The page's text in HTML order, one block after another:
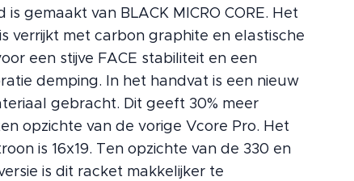
gemaakt van BLACK MICRO CORE. Het
verrijkt met carbon graphite en elastische
een stijve FACE stabiliteit en een
demping. In het handvat is een nieuw
gebracht. Dit geeft 30% meer
opzichte van de vorige Vcore Pro. Het
is 16x19. Ten opzichte van de 330 en
is dit racket makkelijker te